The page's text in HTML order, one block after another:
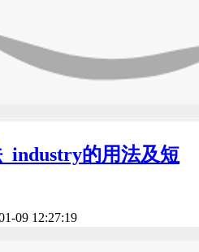
的用法及短
09 12:27:19